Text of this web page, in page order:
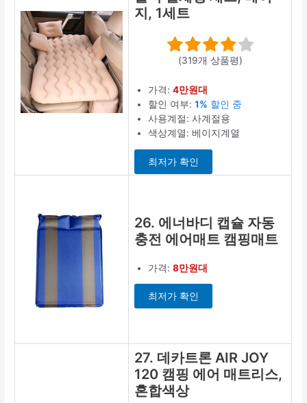
지, 1세트
(319개 상품평)
가격:4만원대
할인 여부:1% 할인 중
사용계절: 사계절용
색상계열: 베이지계열
최저가 확인
26. 에너바디 캡슐 자동
충전 에어매트 캠핑매트
가격:8만원대
최저가 확인
27. 데카트론 AIR JOY
120 캠핑 에어 매트리스,
혼합색상